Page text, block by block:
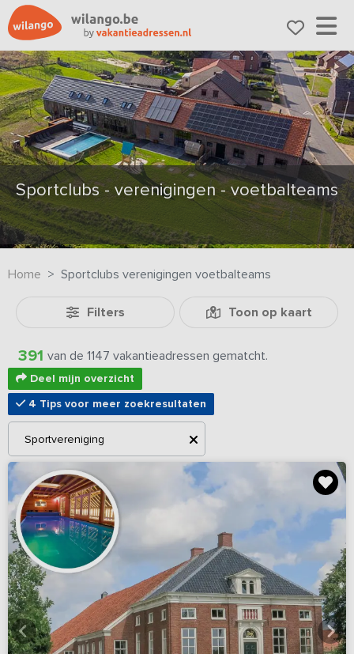
Sportclubs - verenigingen - voetbalteams
Home Sportclubs verenigingen voetbalteams
Filters Toon op kaart
391 van de 1147 vakantieadressen gematcht.
Deel mijn overzicht
4 Tips voor meer zoekresultaten
Sportvereniging